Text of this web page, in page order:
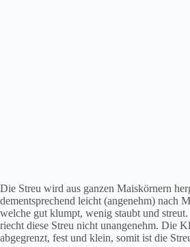
Die Streu wird aus ganzen Maiskörnern
dementsprechend leicht (angenehm) nach
welche gut klumpt, wenig staubt und
riecht diese Streu nicht unangenehm. Die
abgegrenzt, fest und klein, somit ist die